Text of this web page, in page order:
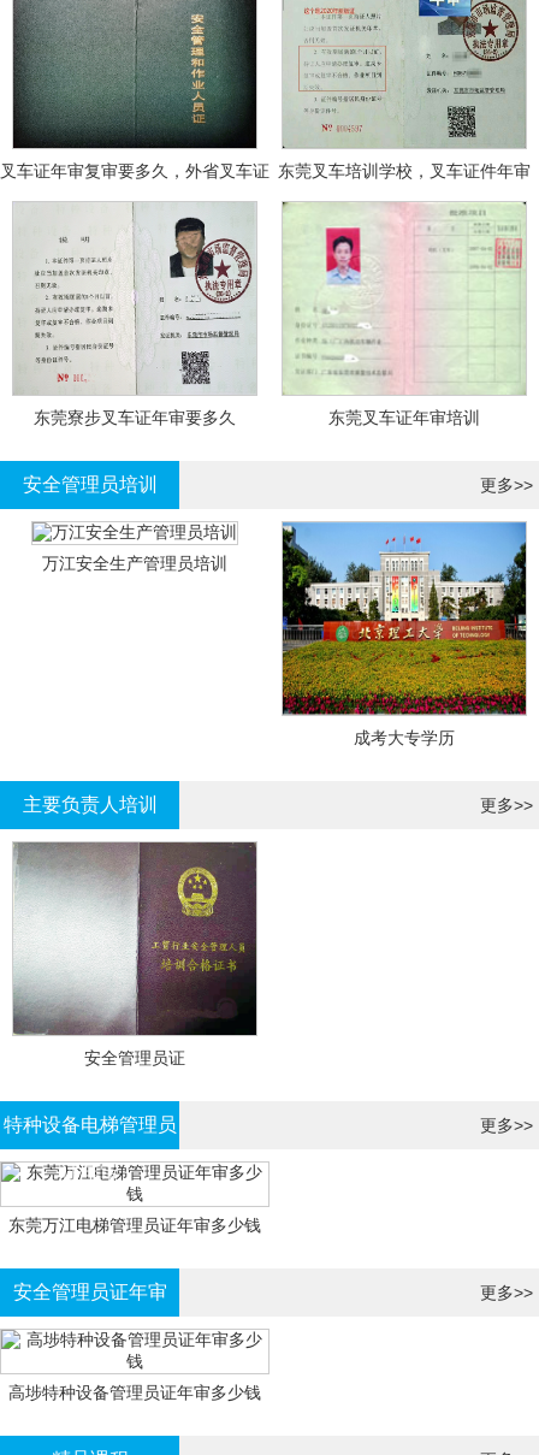
叉车证年审复审要多久，外省叉车证
年审换证
东莞叉车培训学校，叉车证件年审
东莞寮步叉车证年审要多久 东莞叉车证年审培训
安全管理员培训 更多>>
万江安全生产管理员培训
成考大专学历
主要负责人培训 更多>>
安全管理员证
特种设备电梯管理员
证年审
更多>>
东莞万江电梯管理员证年审多少钱
安全管理员证年审 更多>>
高埗特种设备管理员证年审多少钱